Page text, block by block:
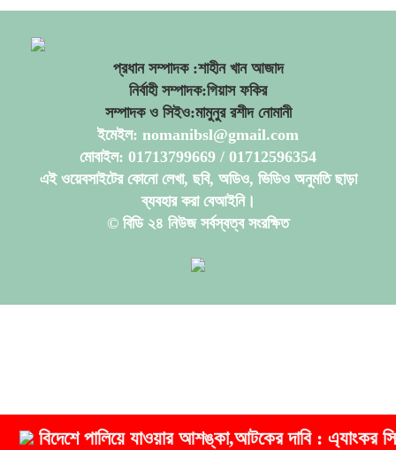
প্রধান সম্পাদক :শাহীন খান আজাদ
নির্বাহী সম্পাদক:গিয়াস ফকির
সম্পাদক ও সিইও:মামুনুর রশীদ নোমানী
ইমেইল: nomanibsl@gmail.com
মোবাইল: 01713799669 / 01712596354
এই ওয়েবসাইটের কোনো লেখা, ছবি, অডিও, ভিডিও অনুমতি ছাড়া
ব্যবহার করা বেআইনি।
© বিডি ২৪ নিউজ সর্বস্বত্ব সংরক্ষিত
বিদেশে পালিয়ে যাওয়ার আশঙ্কা,আটকের দাবি : এ্যাংকর